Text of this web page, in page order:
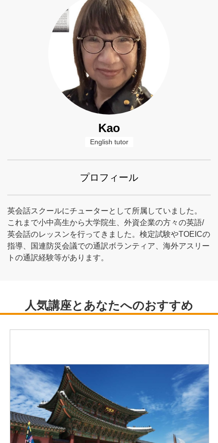
Kao
English tutor
プロフィール
英会話スクールにチューターとして所属していました。
これまで小中高生から大学院生、外資企業の方々の英語/
英会話のレッスンを行ってきました。検定試験やTOEICの
指導、国連防災会議での通訳ボランティア、海外アスリー
トの通訳経験等があります。